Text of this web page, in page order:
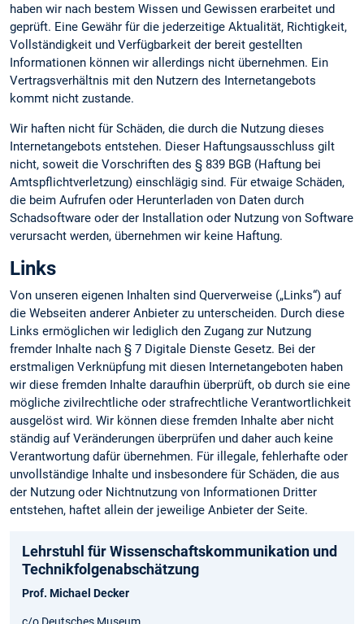
haben wir nach bestem Wissen und Gewissen erarbeitet und
geprüft. Eine Gewähr für die jederzeitige Aktualität, Richtigkeit,
Vollständigkeit und Verfügbarkeit der bereit gestellten
Informationen können wir allerdings nicht übernehmen. Ein
Vertragsverhältnis mit den Nutzern des Internetangebots
kommt nicht zustande.
Wir haften nicht für Schäden, die durch die Nutzung dieses
Internetangebots entstehen. Dieser Haftungsausschluss gilt
nicht, soweit die Vorschriften des § 839 BGB (Haftung bei
Amtspflichtverletzung) einschlägig sind. Für etwaige Schäden,
die beim Aufrufen oder Herunterladen von Daten durch
Schadsoftware oder der Installation oder Nutzung von Software
verursacht werden, übernehmen wir keine Haftung.
Links
Von unseren eigenen Inhalten sind Querverweise („Links“) auf
die Webseiten anderer Anbieter zu unterscheiden. Durch diese
Links ermöglichen wir lediglich den Zugang zur Nutzung
fremder Inhalte nach § 7 Digitale Dienste Gesetz. Bei der
erstmaligen Verknüpfung mit diesen Internetangeboten haben
wir diese fremden Inhalte daraufhin überprüft, ob durch sie eine
mögliche zivilrechtliche oder strafrechtliche Verantwortlichkeit
ausgelöst wird. Wir können diese fremden Inhalte aber nicht
ständig auf Veränderungen überprüfen und daher auch keine
Verantwortung dafür übernehmen. Für illegale, fehlerhafte oder
unvollständige Inhalte und insbesondere für Schäden, die aus
der Nutzung oder Nichtnutzung von Informationen Dritter
entstehen, haftet allein der jeweilige Anbieter der Seite.
Lehrstuhl für Wissenschaftskommunikation und
Technikfolgenabschätzung
Prof. Michael Decker